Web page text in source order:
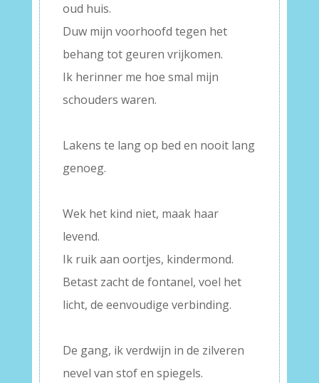
oud huis.
Duw mijn voorhoofd tegen het
behang tot geuren vrijkomen.
Ik herinner me hoe smal mijn
schouders waren.
Lakens te lang op bed en nooit lang
genoeg.
Wek het kind niet, maak haar
levend.
Ik ruik aan oortjes, kindermond.
Betast zacht de fontanel, voel het
licht, de eenvoudige verbinding.
De gang, ik verdwijn in de zilveren
nevel van stof en spiegels.